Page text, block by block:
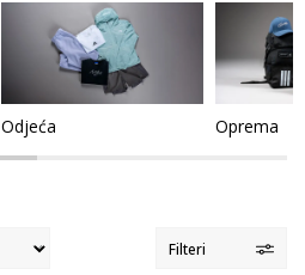
Odjeća Oprema
Filteri